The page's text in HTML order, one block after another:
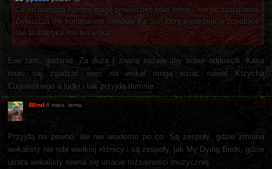
Co do odejścia Aarona mogę powiedzieć tylko jedno - nie do zastąpienia.
Zwłaszcza nie frontmanem Swallow the Sun który występuje w żonobijce.
Nie ta estetyka, nie ten wokal.
Eee tam, gadanie. Za duża i znana nazwa aby sobie odpuścili. Kasa
musi się zgadzać więc na wokal mogą wziąć nawet Krzycha
Cugowskiego a ludki i tak przyjdą tłumnie.
Blind 6 mies. temu
Przyjdą na pewno, ale nie wiadomo po co. Są zespoły, gdzie zmiana
wokalisty nie robi wielkiej różnicy i są zespoły, jak My Dying Bride, gdzie
utrata wokalisty równa się utracie tożsamości muzycznej.